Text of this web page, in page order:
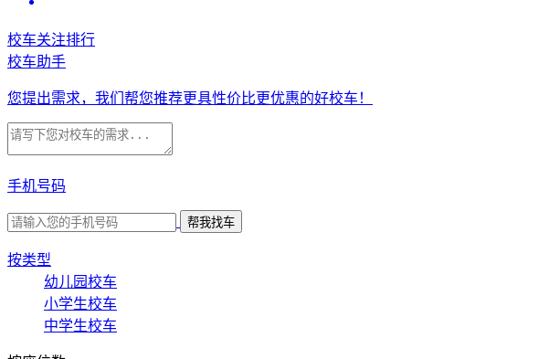
校车关注排行
校车助手
您提出需求，我们帮您推荐更具性价比更优惠的好校车！
手机号码
按类型
幼儿园校车
小学生校车
中学生校车